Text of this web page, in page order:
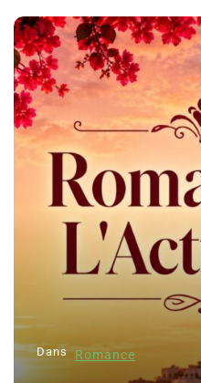
Dans Romance